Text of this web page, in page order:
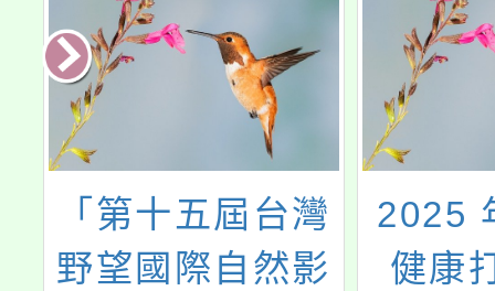
2025 年「口腔
健康打卡保衛
主旨
法人